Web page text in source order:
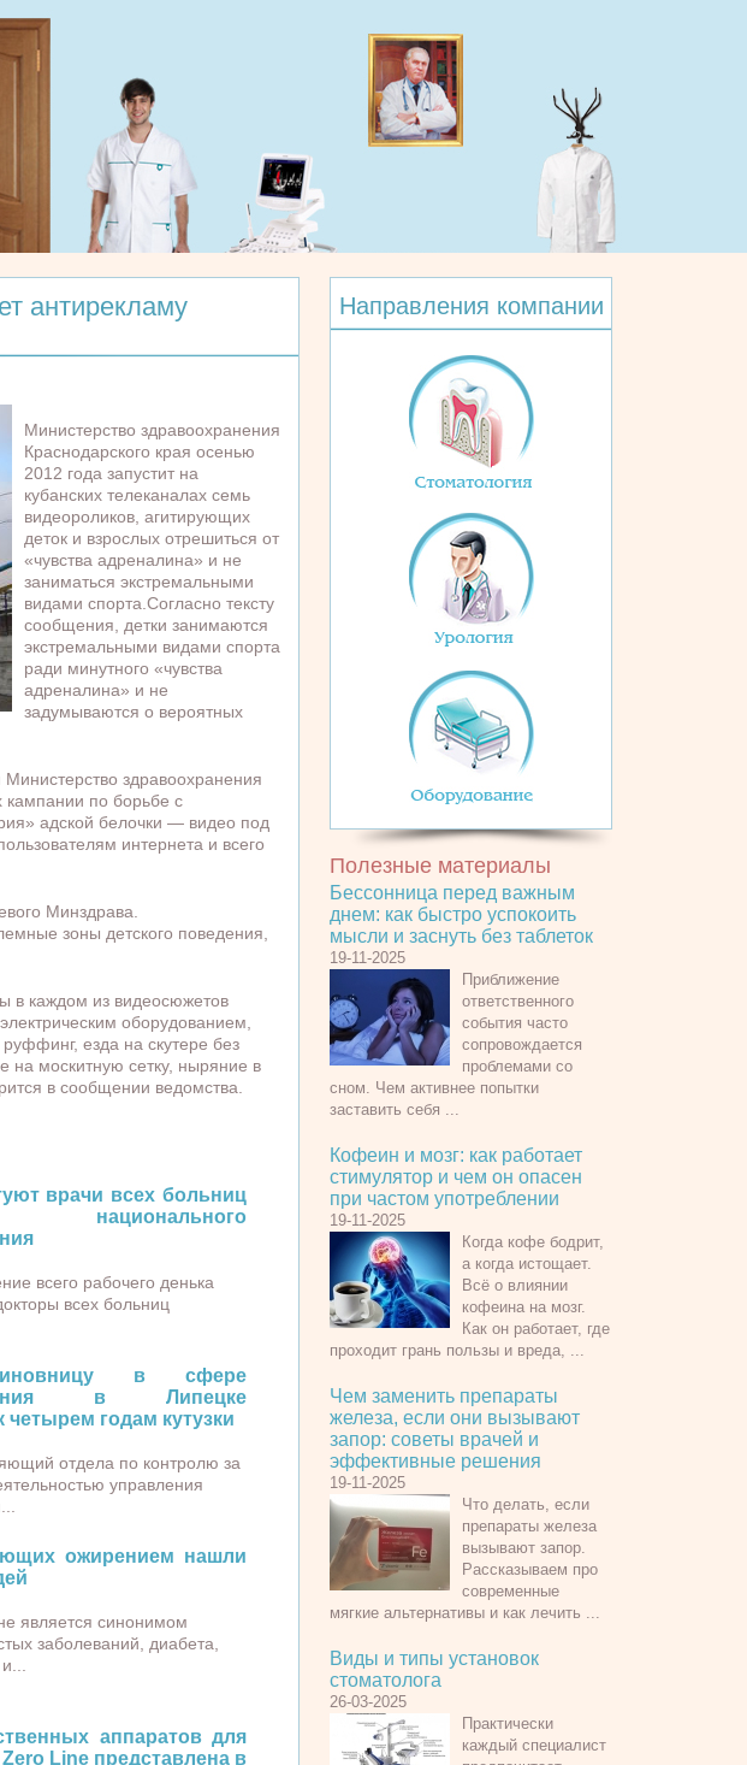
антирекламу
Министерство здравоохранения
Краснодарского края осенью
2012 года запустит на
кубанских телеканалах семь
видеороликов, агитирующих
деток и взрослых отрешиться от
«чувства адреналина» и не
заниматься экстремальными
видами спорта.Согласно тексту
сообщения, детки занимаются
экстремальными видами спорта
ради минутного «чувства
адреналина» и не
задумываются о вероятных
здравоохранения
кампании по борьбе с
адской белочки — видео под
интернета и всего
Минздрава.
зоны детского поведения,
в каждом из видеосюжетов
оборудованием,
езда на скутере без
на москитную сетку, ныряние в
в сообщении ведомства.
врачи всех больниц
всего рабочего денька
всех больниц
в сфере
в Липецке
четырем годам кутузки
отдела по контролю за
управления
ожирением нашли
является синонимом
заболеваний, диабета,
аппаратов для
Line представлена в
Направления компании
Полезные материалы
Бессонница перед важным
днем: как быстро успокоить
мысли и заснуть без таблеток
19-11-2025
Приближение
ответственного
события часто
сопровождается
проблемами со
сном. Чем активнее попытки
заставить себя ...
Кофеин и мозг: как работает
стимулятор и чем он опасен
при частом употреблении
19-11-2025
Когда кофе бодрит,
а когда истощает.
Всё о влиянии
кофеина на мозг.
Как он работает, где
проходит грань пользы и вреда, ...
Чем заменить препараты
железа, если они вызывают
запор: советы врачей и
эффективные решения
19-11-2025
Что делать, если
препараты железа
вызывают запор.
Рассказываем про
современные
мягкие альтернативы и как лечить ...
Виды и типы установок
стоматолога
26-03-2025
Практически
каждый специалист